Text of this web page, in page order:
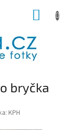
bryčka
KPH